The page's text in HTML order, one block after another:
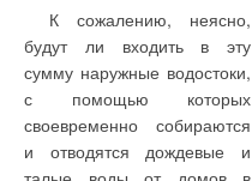
К сожалению, неясно,
будут ли входить в эту
сумму наружные водостоки,
с помощью которых
своевременно собираются
и отводятся дождевые и
(чиллер), которая снабжает
холодной водой
разнообразные агрегаты —
фанкойлы, секции
охлаждения
вентиляционных установок
и т.д., при помощи которых
К международной
выставке ISH񟭋 компания
KSB дополнит спектр
производимого
оборудования новым
насосом Etaline-R в